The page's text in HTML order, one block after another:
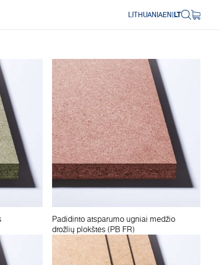
LITHUANIAEN|LT
Padidinto atsparumo ugniai medžio
drožlių plokštės (PB FR)